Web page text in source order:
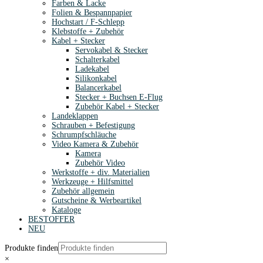
Farben & Lacke
Folien & Bespannpapier
Hochstart / F-Schlepp
Klebstoffe + Zubehör
Kabel + Stecker
Servokabel & Stecker
Schalterkabel
Ladekabel
Silikonkabel
Balancerkabel
Stecker + Buchsen E-Flug
Zubehör Kabel + Stecker
Landeklappen
Schrauben + Befestigung
Schrumpfschläuche
Video Kamera & Zubehör
Kamera
Zubehör Video
Werkstoffe + div. Materialien
Werkzeuge + Hilfsmittel
Zubehör allgemein
Gutscheine & Werbeartikel
Kataloge
BESTOFFER
NEU
Produkte finden
×